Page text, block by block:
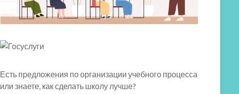
Есть предложения по организации учебного процесса
или знаете, как сделать школу лучше?